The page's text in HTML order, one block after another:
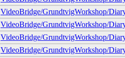
VideoBridge/GrundtvigWorkshop/
VideoBridge/GrundtvigWorkshop/
VideoBridge/GrundtvigWorkshop/
VideoBridge/GrundtvigWorkshop/